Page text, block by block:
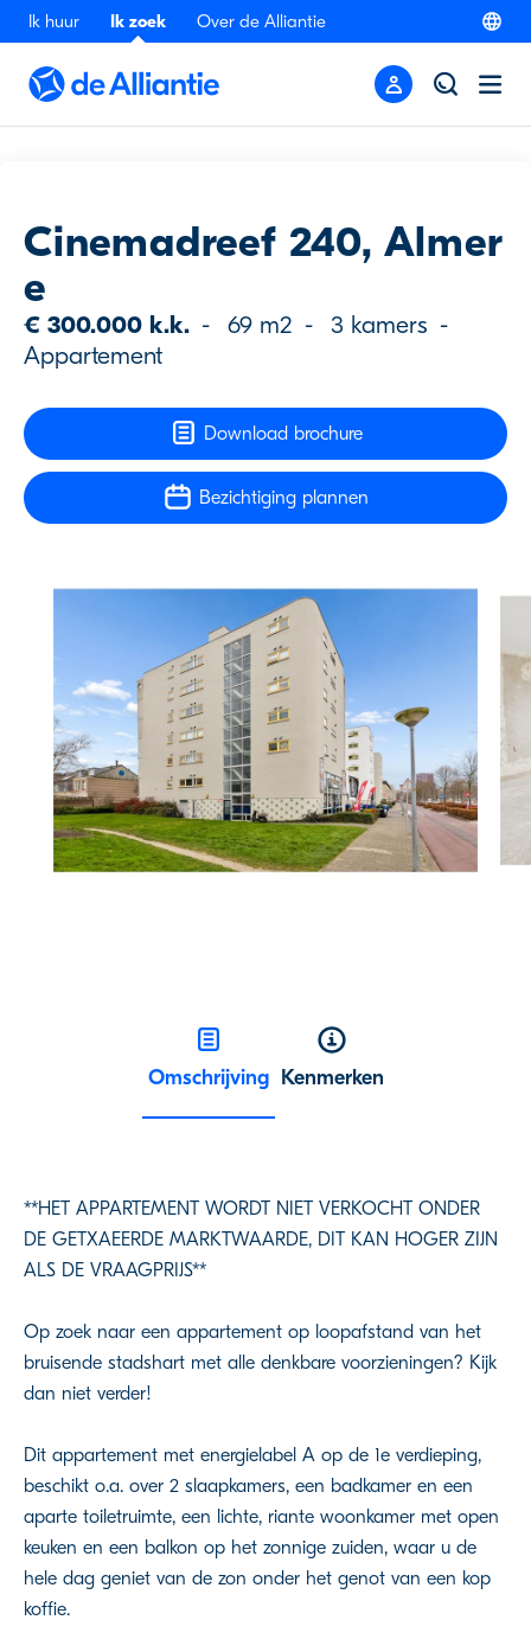
Ik huur Ik zoek Over de Alliantie
Terug
Cinemadreef 240, Almer
e
€ 300.000 k.k. - 69 m2 - 3 kamers -
Appartement
Download brochure
Bezichtiging plannen
Omschrijving Kenmerken
**HET APPARTEMENT WORDT NIET VERKOCHT ONDER
DE GETXAEERDE MARKTWAARDE, DIT KAN HOGER ZIJN
ALS DE VRAAGPRIJS**
Op zoek naar een appartement op loopafstand van het
bruisende stadshart met alle denkbare voorzieningen? Kijk
dan niet verder!
Dit appartement met energielabel A op de 1e verdieping,
beschikt o.a. over 2 slaapkamers, een badkamer en een
aparte toiletruimte, een lichte, riante woonkamer met open
keuken en een balkon op het zonnige zuiden, waar u de
hele dag geniet van de zon onder het genot van een kop
koffie.